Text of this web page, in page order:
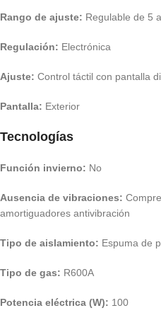
Rango de ajuste: Regulable de 5
Regulación: Electrónica
Ajuste: Control táctil con pantalla
Pantalla: Exterior
Tecnologías
Función invierno: No
Ausencia de vibraciones:
amortiguadores antivibración
Tipo de aislamiento: Espuma de
Tipo de gas: R600A
Potencia eléctrica (W): 100